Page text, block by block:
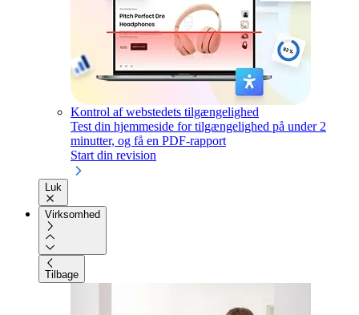
Kontrol af webstedets tilgængelighed
Test din hjemmeside for tilgængelighed på under 2
minutter, og få en PDF-rapport
Start din revision
Luk
Virksomhed
Tilbage